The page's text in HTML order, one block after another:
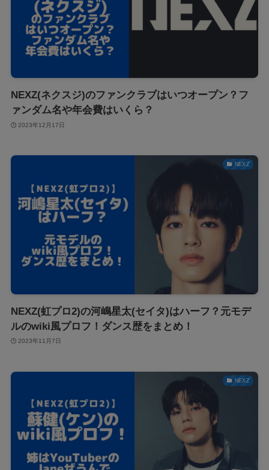
NEXZ(ネクスジ)のファンクラブはいつオープン？フ
ァンダム名や年会費はいくら？
2023年12月17日
NEXZ
NEXZ(虹プロ2)の河嶋星太(セイタ)はハーフ？元モデ
ルのwiki風プロフ！ダンス歴をまとめ！
2023年11月7日
NEXZ